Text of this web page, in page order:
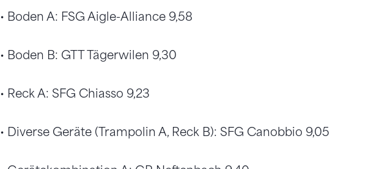
• Boden A: FSG Aigle-Alliance 9,58
• Boden B: GTT Tägerwilen 9,30
• Reck A: SFG Chiasso 9,23
• Diverse Geräte (Trampolin A, Reck B): SFG Canobbio 9,05